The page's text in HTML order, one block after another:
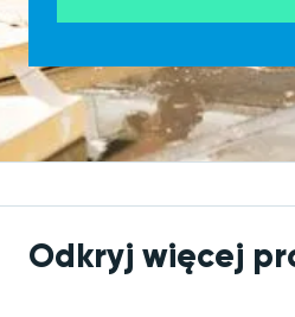
Odkryj więcej